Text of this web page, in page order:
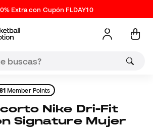
Extra con Cupón FLDAY10
81 Member Points
Signature Mujer